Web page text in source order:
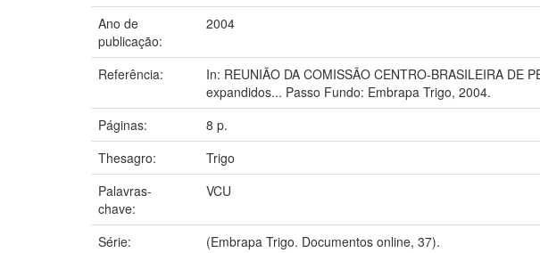
Ano de
publicação:
2004
Referência:
In: REUNIÃO DA COMISSÃO CENTRO-BRASILEIRA DE
expandidos... Passo Fundo: Embrapa Trigo, 2004.
Páginas:
8 p.
Thesagro:
Trigo
Palavras-
chave:
VCU
Série:
(Embrapa Trigo. Documentos online, 37).